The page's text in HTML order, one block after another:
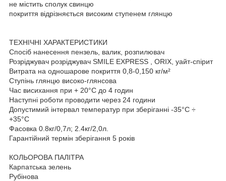
не містить сполук свинцю
покриття відрізняється високим ступенем глянцю
ТЕХНІЧНІ ХАРАКТЕРИСТИКИ
Спосіб нанесення пензель, валик, розпилювач
Розріджувач розріджувач SMILE EXPRESS , ORIX, уайт-спірит
Витрата на одношарове покриття 0,8-0,150 кг/м²
Ступінь глянцю високо-глянсова
Час висихання при + 20°С до 4 годин
Наступні роботи проводити через 24 години
Допустимий інтервал температур при зберіганні -35°С ÷
+35°С
Фасовка 0.8кг/0,7л; 2.4кг/2,0л.
Гарантійний термін зберігання 5 років
КОЛЬОРОВА ПАЛІТРА
Карпатська зелень
Рубінова